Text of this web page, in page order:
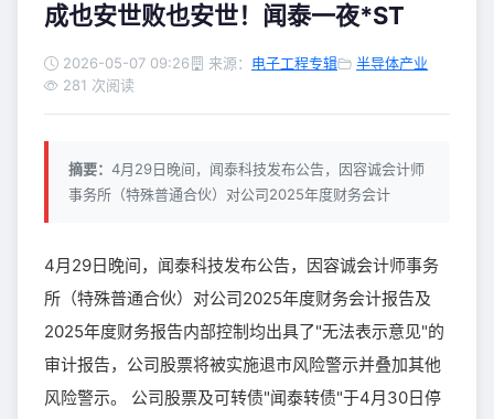
成也安世败也安世！闻泰一夜*ST
2026-05-07 09:26 来源： 电子工程专辑
半导体产业
281 次阅读
摘要： 4月29日晚间，闻泰科技发布公告，因容诚会计师
事务所（特殊普通合伙）对公司2025年度财务会计
4月29日晚间，闻泰科技发布公告，因容诚会计师事务
所（特殊普通合伙）对公司2025年度财务会计报告及
2025年度财务报告内部控制均出具了"无法表示意见"的
审计报告，公司股票将被实施退市风险警示并叠加其他
风险警示。 公司股票及可转债"闻泰转债"于4月30日停